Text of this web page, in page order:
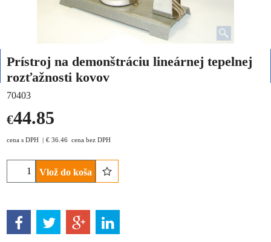
Prístroj na demonštráciu lineárnej tepelnej
rozťažnosti kovov
70403
€44.85
cena s DPH € 36.46 cena bez DPH
Vlož do koša